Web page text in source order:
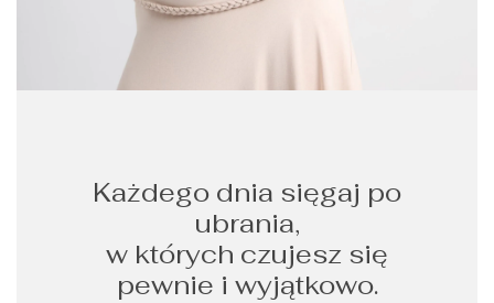
Każdego dnia sięgaj po
ubrania,
w których czujesz się
pewnie i wyjątkowo.